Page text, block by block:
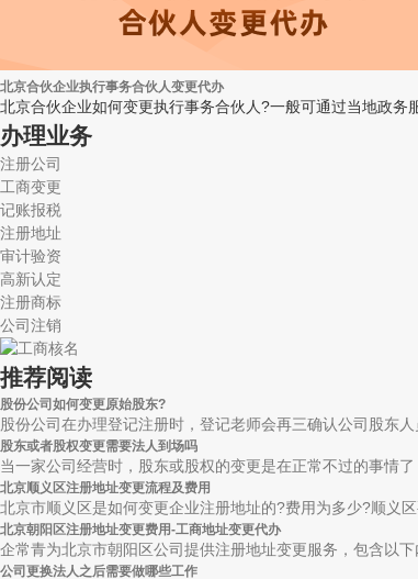
北京合伙企业执行事务合伙人变更代办
北京合伙企业如何变更执行事务合伙人?一般可通过当地政务
办理业务
注册公司
工商变更
记账报税
注册地址
审计验资
高新认定
注册商标
公司注销
推荐阅读
股份公司如何变更原始股东?
股份公司在办理登记注册时，登记老师会再三确认公司股东
股东或者股权变更需要法人到场吗
当一家公司经营时，股东或股权的变更是在正常不过的事情
北京顺义区注册地址变更流程及费用
北京市顺义区是如何变更企业注册地址的?费用为多少?顺义
北京朝阳区注册地址变更费用-工商地址变更代办
企常青为北京市朝阳区公司提供注册地址变更服务，包含以下
公司更换法人之后需要做哪些工作